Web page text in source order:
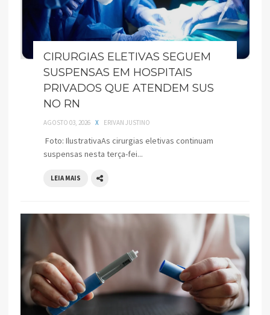
CIRURGIAS ELETIVAS SEGUEM
SUSPENSAS EM HOSPITAIS
PRIVADOS QUE ATENDEM SUS
NO RN
AGOSTO 03, 2026 X ERIVAN JUSTINO
Foto: IlustrativaAs cirurgias eletivas continuam
suspensas nesta terça-fei...
LEIA MAIS